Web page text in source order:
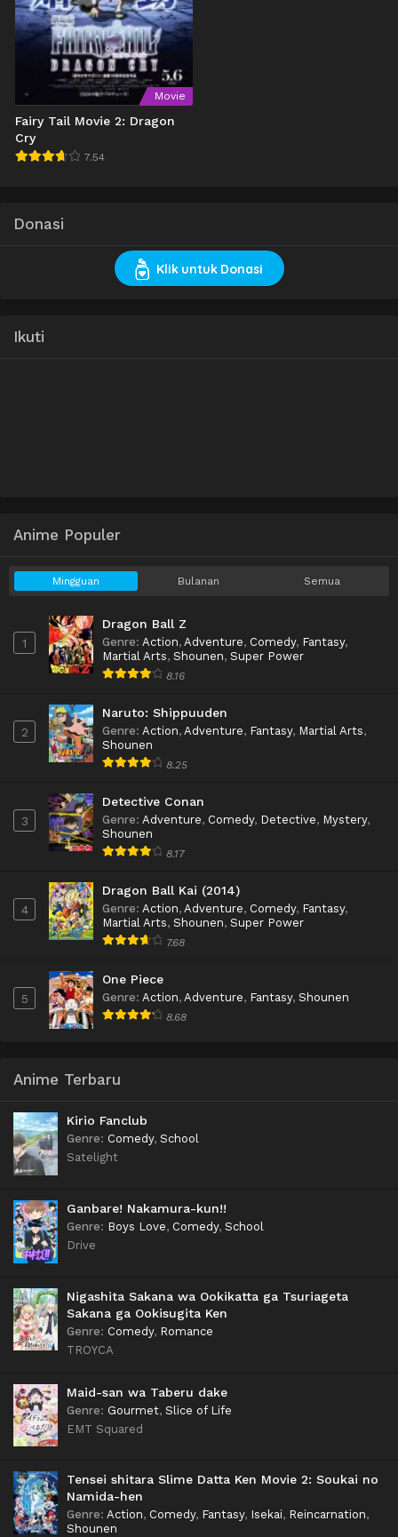
Movie
Fairy Tail Movie 2: Dragon
Cry
7.54
Donasi
Klik untuk Donasi
Ikuti
Anime Populer
Mingguan Bulanan Semua
1
Dragon Ball Z
Genre: Action, Adventure, Comedy, Fantasy,
Martial Arts, Shounen, Super Power
8.16
2
Naruto: Shippuuden
Genre: Action, Adventure, Fantasy, Martial Arts,
Shounen
8.25
3
Detective Conan
Genre: Adventure, Comedy, Detective, Mystery,
Shounen
8.17
4
Dragon Ball Kai (2014)
Genre: Action, Adventure, Comedy, Fantasy,
Martial Arts, Shounen, Super Power
7.68
5
One Piece
Genre: Action, Adventure, Fantasy, Shounen
8.68
Anime Terbaru
Kirio Fanclub
Genre: Comedy, School
Satelight
Ganbare! Nakamura-kun!!
Genre: Boys Love, Comedy, School
Drive
Nigashita Sakana wa Ookikatta ga Tsuriageta
Sakana ga Ookisugita Ken
Genre: Comedy, Romance
TROYCA
Maid-san wa Taberu dake
Genre: Gourmet, Slice of Life
EMT Squared
Tensei shitara Slime Datta Ken Movie 2: Soukai no
Namida-hen
Genre: Action, Comedy, Fantasy, Isekai, Reincarnation,
Shounen